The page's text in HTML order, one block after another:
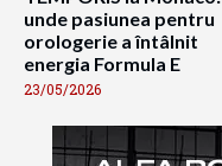
unde pasiunea pentru
orologerie a întâlnit
energia Formula E
23/05/2026